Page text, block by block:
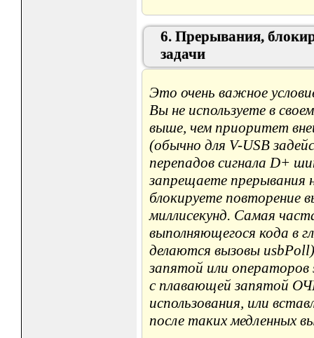
6. Прерывания,
задачи
Это очень важное
Вы не используете в
выше, чем приоритет
(обычно для V-USB
перепадов сигнала D+
запрещаете прерывания
блокируете повторение
миллисекунд. Самая
выполняющегося кода в
делаются вызовы
запятой или
с плавающей запятой
использования, или
после таких медленных